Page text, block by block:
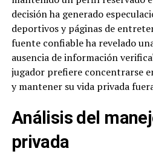
decisión ha generado
deportivos y páginas de
fuente confiable ha revelado
ausencia de información
jugador prefiere concentrarse
y mantener su vida privada
Análisis del
privada